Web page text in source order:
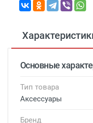
Основные
Тип товара
Аксессуары
Бренд